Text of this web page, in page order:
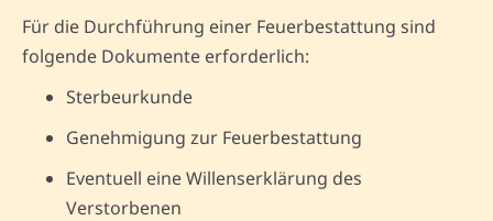
Für die Durchführung einer Feuerbestattung sind
folgende Dokumente erforderlich:
Sterbeurkunde
Genehmigung zur Feuerbestattung
Eventuell eine Willenserklärung des
Verstorbenen